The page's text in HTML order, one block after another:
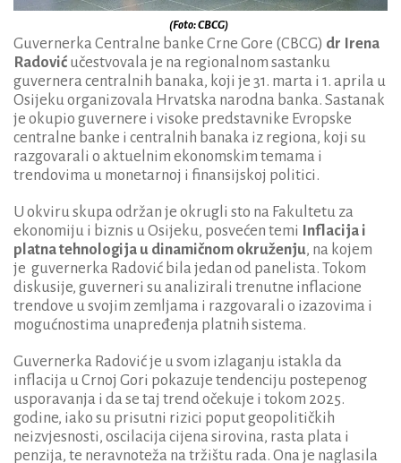
(Foto: CBCG)
Guvernerka Centralne banke Crne Gore (CBCG) dr Irena
Radović učestvovala je na regionalnom sastanku
guvernera centralnih banaka, koji je 31. marta i 1. aprila u
Osijeku organizovala Hrvatska narodna banka. Sastanak
je okupio guvernere i visoke predstavnike Evropske
centralne banke i centralnih banaka iz regiona, koji su
razgovarali o aktuelnim ekonomskim temama i
trendovima u monetarnoj i finansijskoj politici.
U okviru skupa održan je okrugli sto na Fakultetu za
ekonomiju i biznis u Osijeku, posvećen temi Inflacija i
platna tehnologija u dinamičnom okruženju, na kojem
je guvernerka Radović bila jedan od panelista. Tokom
diskusije, guverneri su analizirali trenutne inflacione
trendove u svojim zemljama i razgovarali o izazovima i
mogućnostima unapređenja platnih sistema.
Guvernerka Radović je u svom izlaganju istakla da
inflacija u Crnoj Gori pokazuje tendenciju postepenog
usporavanja i da se taj trend očekuje i tokom 2025.
godine, iako su prisutni rizici poput geopolitičkih
neizvjesnosti, oscilacija cijena sirovina, rasta plata i
penzija, te neravnoteža na tržištu rada. Ona je naglasila